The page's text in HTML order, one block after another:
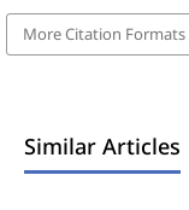
More Citation Formats
Similar Articles